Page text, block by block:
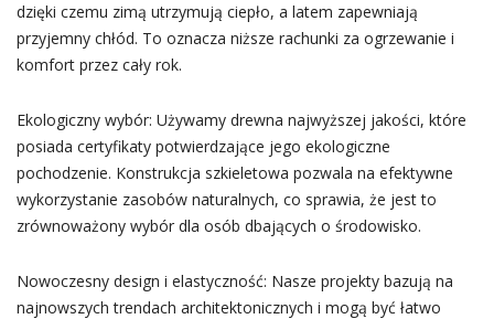
dzięki czemu zimą utrzymują ciepło, a latem zapewniają
przyjemny chłód. To oznacza niższe rachunki za ogrzewanie i
komfort przez cały rok.
Ekologiczny wybór: Używamy drewna najwyższej jakości, które
posiada certyfikaty potwierdzające jego ekologiczne
pochodzenie. Konstrukcja szkieletowa pozwala na efektywne
wykorzystanie zasobów naturalnych, co sprawia, że jest to
zrównoważony wybór dla osób dbających o środowisko.
Nowoczesny design i elastyczność: Nasze projekty bazują na
najnowszych trendach architektonicznych i mogą być łatwo